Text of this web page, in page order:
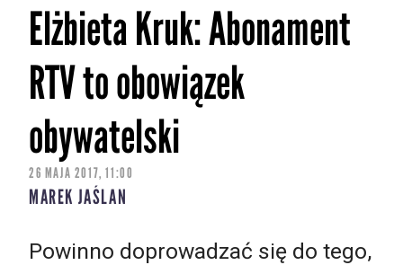
Elżbieta Kruk: Abonament
RTV to obowiązek
obywatelski
26 MAJA 2017, 11:00
MAREK JAŚLAN
Powinno doprowadzać się do tego,